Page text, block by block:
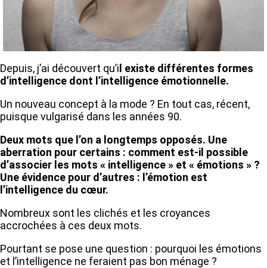
Depuis, j’ai découvert qu’i l existe différentes formes
d’intelligence dont l’intelligence émotionnelle.
Un nouveau concept à la mode ? En tout cas, récent,
puisque vulgarisé dans les années 90.
Deux mots que l’on a longtemps opposés. Une
aberration pour certains : comment est-il possible
d’associer les mots « intelligence » et « émotions » ?
Une évidence pour d’autres : l’émotion est
l’intelligence du cœur.
Nombreux sont les clichés et les croyances
accrochées à ces deux mots.
Pourtant se pose une question : pourquoi les émotions
et l’intelligence ne feraient pas bon ménage ?